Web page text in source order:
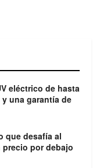
eléctrico de hasta
una garantía de
que desafía al
precio por debajo